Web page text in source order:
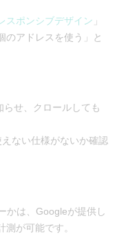
スポンシブデザイン 」
のアドレスを使う」と
せ、クロールしても
ない仕様がないか確認
かは、Googleが提供し
測が可能です。